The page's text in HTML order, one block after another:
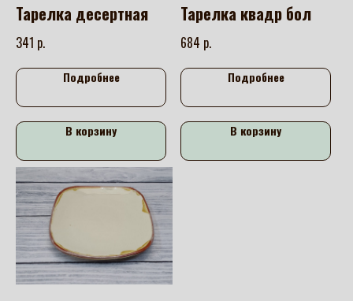
Тарелка десертная
341 р.
Подробнее
В корзину
Тарелка квадр бол
684 р.
Подробнее
В корзину